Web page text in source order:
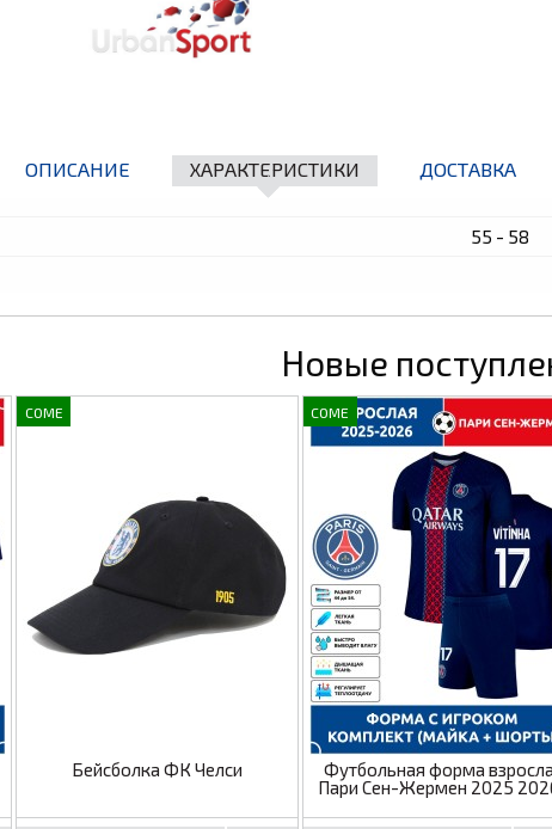
ОПИСАНИЕ ХАРАКТЕРИСТИКИ ДОСТАВКА
55 - 58
Новые
COME
Бейсболка ФК Челси
COME
Футбольная форма
Пари Сен-Жермен 2025